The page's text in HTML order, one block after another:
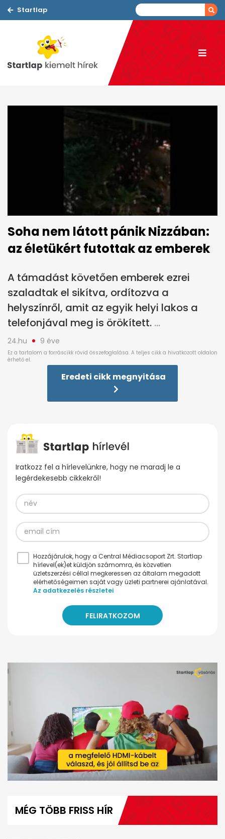
Startlap
Soha nem látott pánik Nizzában:
az életükért futottak az emberek
A támadást követően emberek ezrei
szaladtak el sikítva, ordítozva a
helyszínről, amit az egyik helyi lakos a
telefonjával meg is örökített.
24.hu 9 éve
Eredeti cikk megnyitása
Iratkozz fel a hírlevelünkre, hogy ne maradj le a
legérdekesebb cikkekről!
Hozzájárulok, hogy a Central Médiacsoport Zrt. Startlap
hírlevel(ek)et küldjön számomra, és közvetlen
üzletszerzési céllal megkeressen az általam megadott
elérhetőségeimen saját vagy üzleti partnerei ajánlatával.
Az adatkezelés részletei
minute,
MÉG TÖBB FRISS HÍR